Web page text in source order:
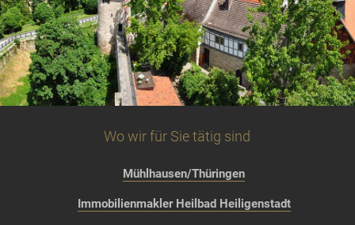
Wo wir für Sie tätig sind
Mühlhausen/Thüringen
Immobilienmakler Heilbad Heiligenstadt